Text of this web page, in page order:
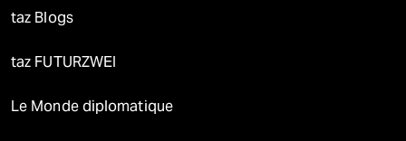
taz Blogs
taz FUTURZWEI
Le Monde diplomatique